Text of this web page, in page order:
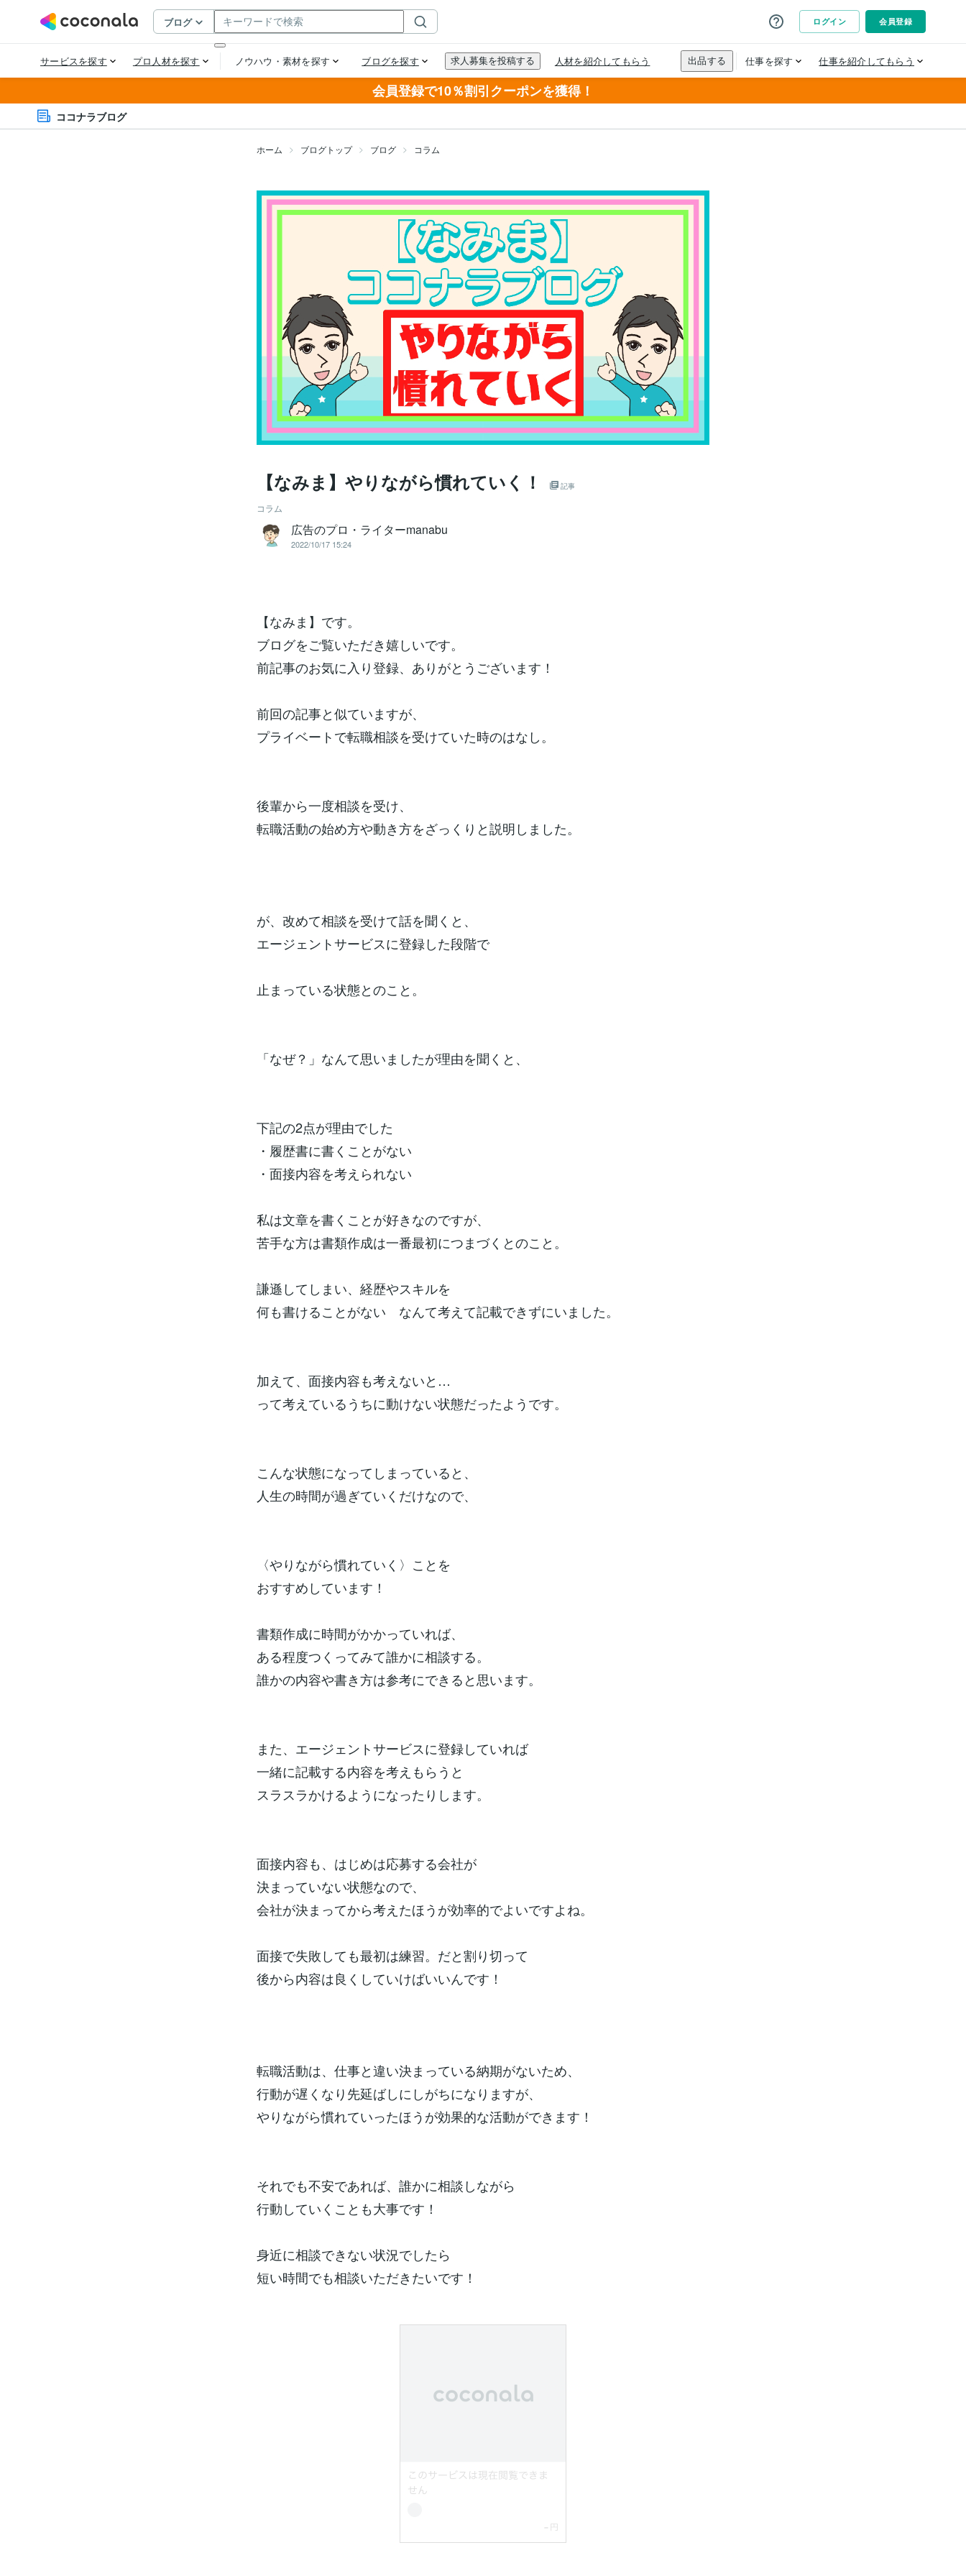
会員登録で10％割引クーポンを獲得！
ココナラブログ
ホーム ブログトップ ブログ コラム
【なみま】やりながら慣れていく！ 記事
コラム
広告のプロ・ライターmanabu
2022/10/17 15:24
【なみま】です。
ブログをご覧いただき嬉しいです。
前記事のお気に入り登録、ありがとうございます！
前回の記事と似ていますが、
プライベートで転職相談を受けていた時のはなし。
後輩から一度相談を受け、
転職活動の始め方や動き方をざっくりと説明しました。
が、改めて相談を受けて話を聞くと、
エージェントサービスに登録した段階で
止まっている状態とのこと。
「なぜ？」なんて思いましたが理由を聞くと、
下記の2点が理由でした
・履歴書に書くことがない
・面接内容を考えられない
私は文章を書くことが好きなのですが、
苦手な方は書類作成は一番最初につまづくとのこと。
謙遜してしまい、経歴やスキルを
何も書けることがない なんて考えて記載できずにいました。
加えて、面接内容も考えないと…
って考えているうちに動けない状態だったようです。
こんな状態になってしまっていると、
人生の時間が過ぎていくだけなので、
〈やりながら慣れていく〉ことを
おすすめしています！
書類作成に時間がかかっていれば、
ある程度つくってみて誰かに相談する。
誰かの内容や書き方は参考にできると思います。
また、エージェントサービスに登録していれば
一緒に記載する内容を考えもらうと
スラスラかけるようになったりします。
面接内容も、はじめは応募する会社が
決まっていない状態なので、
会社が決まってから考えたほうが効率的でよいですよね。
面接で失敗しても最初は練習。だと割り切って
後から内容は良くしていけばいいんです！
転職活動は、仕事と違い決まっている納期がないため、
行動が遅くなり先延ばしにしがちになりますが、
やりながら慣れていったほうが効果的な活動ができます！
それでも不安であれば、誰かに相談しながら
行動していくことも大事です！
身近に相談できない状況でしたら
短い時間でも相談いただきたいです！